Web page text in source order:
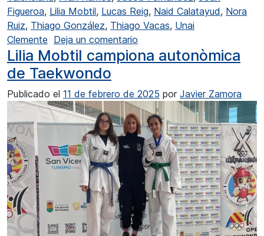
Figueroa, Lilia Mobtil, Lucas Reig, Naid Calatayud, Nora
Ruiz, Thiago González, Thiago Vacas, Unai
Clemente Deja un comentario
Lilia Mobtil campiona autonòmica
de Taekwondo
Publicado el 11 de febrero de 2025 por Javier Zamora